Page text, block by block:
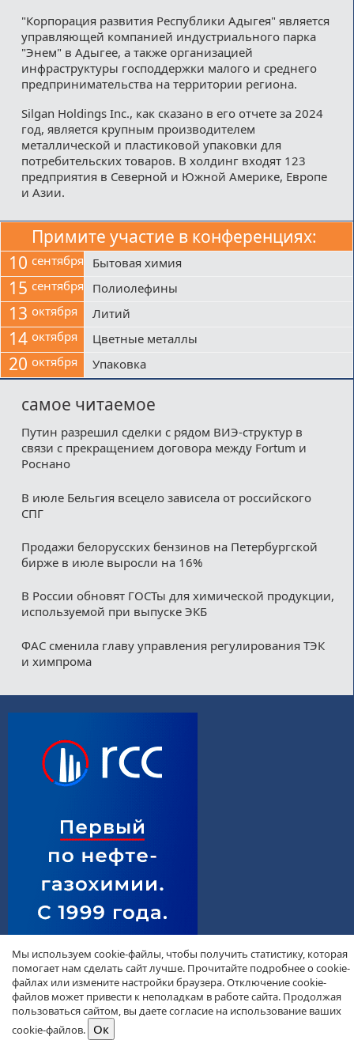
"Корпорация развития Республики Адыгея" является
управляющей компанией индустриального парка
"Энем" в Адыгее, а также организацией
инфраструктуры господдержки малого и среднего
предпринимательства на территории региона.
Silgan Holdings Inc., как сказано в его отчете за 2024
год, является крупным производителем
металлической и пластиковой упаковки для
потребительских товаров. В холдинг входят 123
предприятия в Северной и Южной Америке, Европе
и Азии.
Примите участие в конференциях:
10 сентября Бытовая химия
15 сентября Полиолефины
13 октября Литий
14 октября Цветные металлы
20 октября Упаковка
самое читаемое
Путин разрешил сделки с рядом ВИЭ-структур в
связи с прекращением договора между Fortum и
Роснано
В июле Бельгия всецело зависела от российского
СПГ
Продажи белорусских бензинов на Петербургской
бирже в июле выросли на 16%
В России обновят ГОСТы для химической продукции,
используемой при выпуске ЭКБ
ФАС сменила главу управления регулирования ТЭК
и химпрома
Мы используем cookie-файлы, чтобы получить статистику, которая
помогает нам сделать сайт лучше. Прочитайте подробнее о cookie-
файлах или измените настройки браузера. Отключение cookie-
файлов может привести к неполадкам в работе сайта. Продолжая
пользоваться сайтом, вы даете согласие на использование ваших
cookie-файлов.